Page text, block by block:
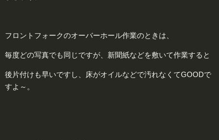
フロントフォークのオーバーホール作業のときは、
毎度どの写真でも同じですが、新聞紙などを敷いて作業すると
後片付けも早いですし、床がオイルなどで汚れなくてGOODで
すよ～。